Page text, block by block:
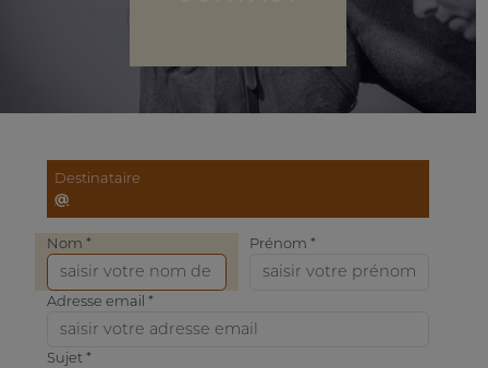
Destinataire
@
Nom * Prénom *
Adresse email *
Sujet *